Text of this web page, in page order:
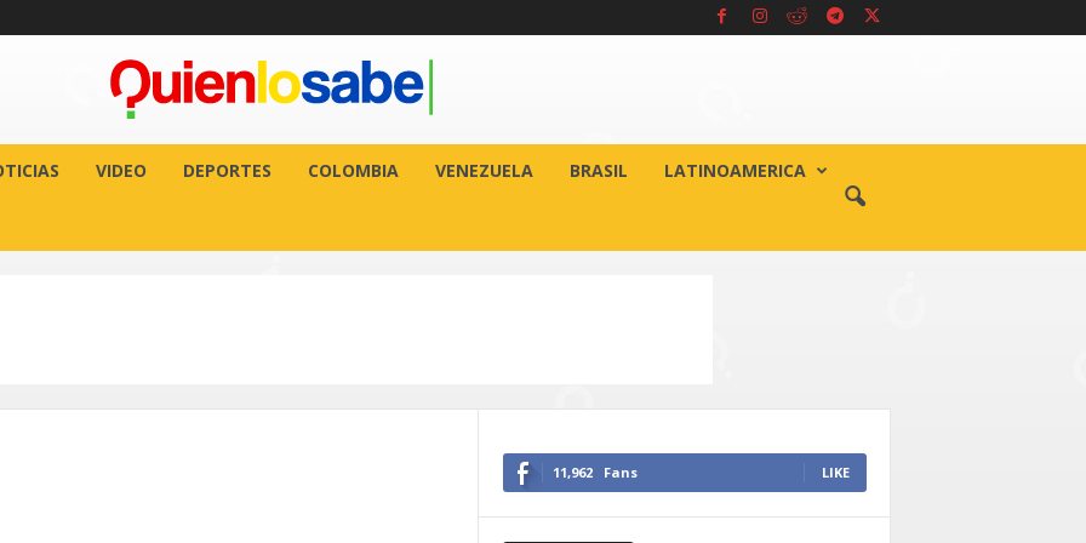
VIDEO DEPORTES COLOMBIA VENEZUELA BRASIL LATINOAMERICA
11,962 Fans LIKE